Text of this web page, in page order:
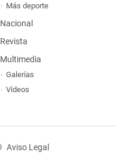
Más deporte
Nacional
Revista
Multimedia
Galerías
Vídeos
Aviso Legal